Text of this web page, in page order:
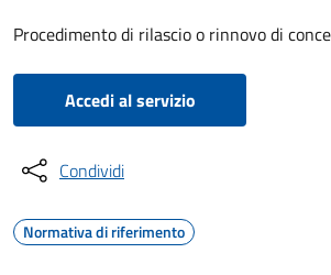
Procedimento di rilascio o rinnovo di
Accedi al servizio
Condividi
Normativa di riferimento